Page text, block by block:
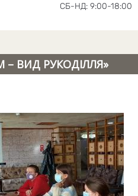
СБ-НД: 9:00-18:00
– ВИД РУКОДІЛЛЯ»